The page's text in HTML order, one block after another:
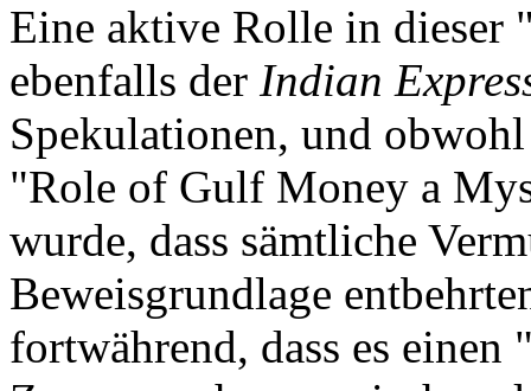
Eine aktive Rolle in dieser
ebenfalls der Indian
Spekulationen, und
"Role of Gulf Money a
wurde, dass sämtliche
Beweisgrundlage
fortwährend, dass es